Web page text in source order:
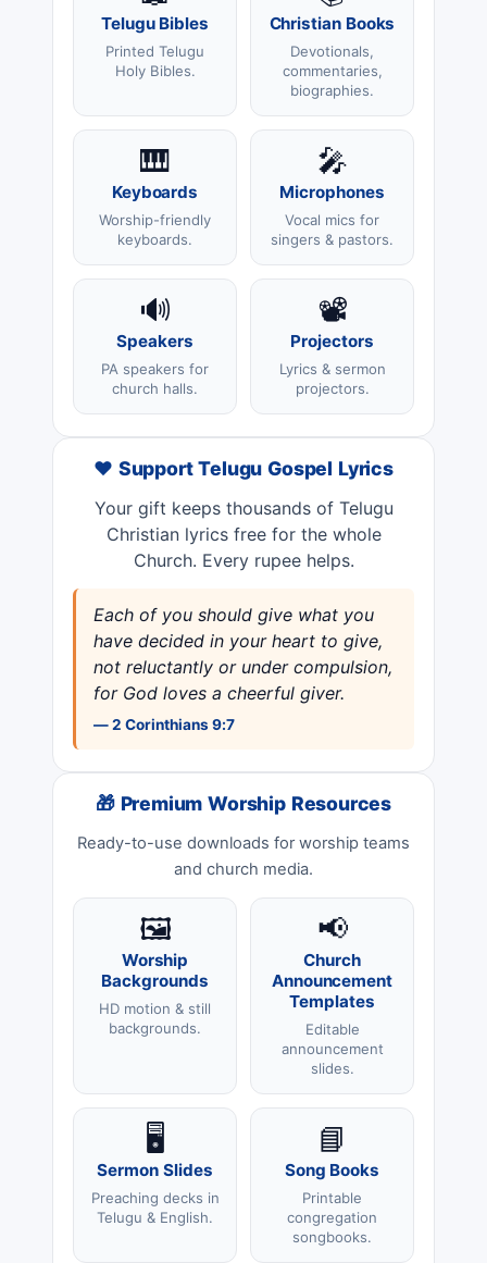
Telugu Bibles
Printed Telugu
Holy Bibles.
Christian Books
Devotionals,
commentaries,
biographies.
🎹
Keyboards
Worship-friendly
keyboards.
🎤
Microphones
Vocal mics for
singers & pastors.
🔊
Speakers
PA speakers for
church halls.
📽️
Projectors
Lyrics & sermon
projectors.
❤️ Support Telugu Gospel Lyrics
Your gift keeps thousands of Telugu
Christian lyrics free for the whole
Church. Every rupee helps.
Each of you should give what you
have decided in your heart to give,
not reluctantly or under compulsion,
for God loves a cheerful giver.
— 2 Corinthians 9:7
🎁 Premium Worship Resources
Ready-to-use downloads for worship teams
and church media.
🖼️
Worship
Backgrounds
HD motion & still
backgrounds.
📢
Church
Announcement
Templates
Editable
announcement
slides.
🖥️
Sermon Slides
Preaching decks in
Telugu & English.
📘
Song Books
Printable
congregation
songbooks.